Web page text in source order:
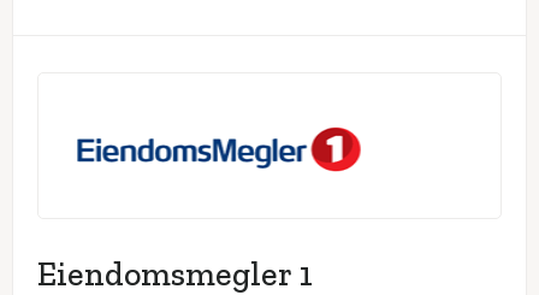
Eiendomsmegler 1